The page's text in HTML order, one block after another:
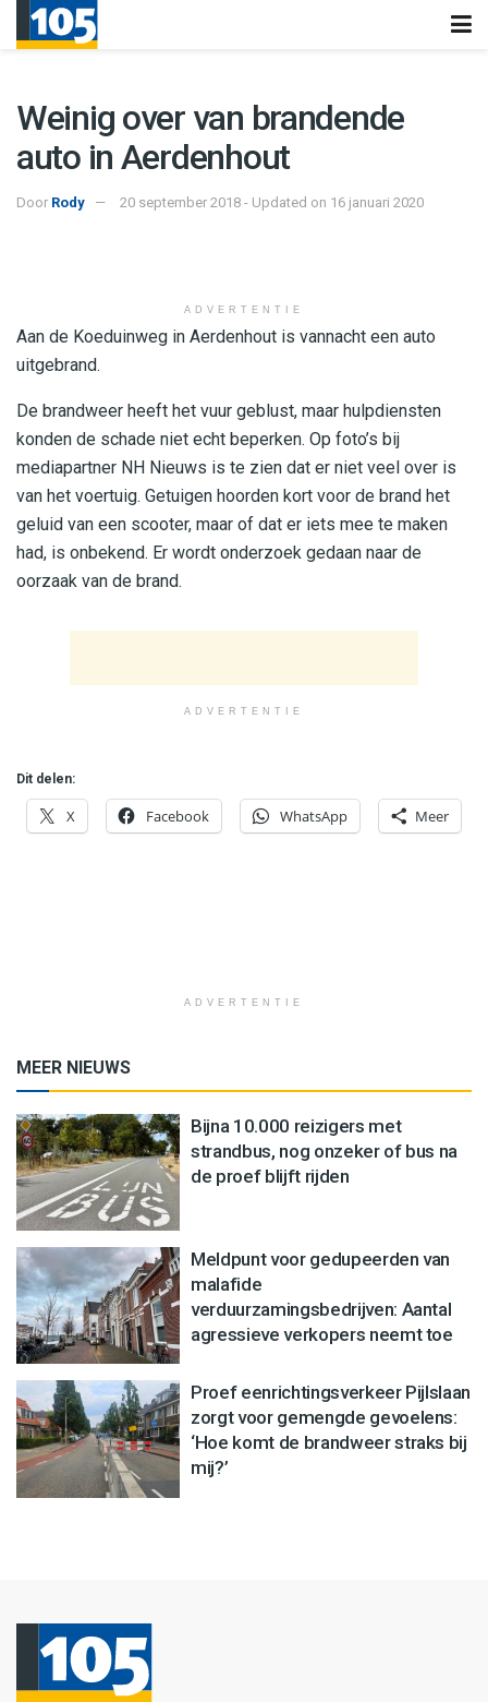
Weinig over van brandende
auto in Aerdenhout
Door Rody 20 september 2018 - Updated on 16 januari 2020
ADVERTENTIE
Aan de Koeduinweg in Aerdenhout is vannacht een auto
uitgebrand.
De brandweer heeft het vuur geblust, maar hulpdiensten
konden de schade niet echt beperken. Op foto’s bij
mediapartner NH Nieuws is te zien dat er niet veel over is
van het voertuig. Getuigen hoorden kort voor de brand het
geluid van een scooter, maar of dat er iets mee te maken
had, is onbekend. Er wordt onderzoek gedaan naar de
oorzaak van de brand.
ADVERTENTIE
Dit delen:
X Facebook WhatsApp Meer
ADVERTENTIE
MEER NIEUWS
Bijna 10.000 reizigers met
strandbus, nog onzeker of bus na
de proef blijft rijden
Meldpunt voor gedupeerden van
malafide
verduurzamingsbedrijven: Aantal
agressieve verkopers neemt toe
Proef eenrichtingsverkeer Pijlslaan
zorgt voor gemengde gevoelens:
‘Hoe komt de brandweer straks bij
mij?’